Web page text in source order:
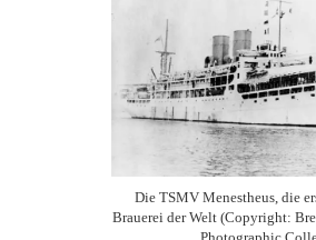
Die TSMV Menestheus, die
Brauerei der Welt (Copyright: